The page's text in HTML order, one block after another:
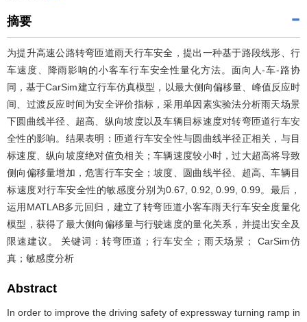
摘要
为提升高速公路转弯匝道雨天行车安全，提出一种基于路段线形、行
车速度、降雨影响的小客车行车安全性量化方法。面向人-车-路协
同，基于CarSim建立行车仿真模型，以最大侧向偏移量、峰值反应时
间、过渡反应时间为安全评价指标，采用单因素实验法分析雨天场景
下圆曲线半径、超高、纵向坡度以及车辆目标速度对转弯匝道行车安
全性的影响。结果表明：匝道行车安全性与圆曲线半径正相关，与目
标速度、纵向坡度绝对值负相关；车辆速度较小时，过大超高将导致
侧向偏移量增加，危害行车安全；坡度、圆曲线半径、超高、车辆目
标速度对行车安全性的敏感度分别为0.67, 0.92, 0.99, 0.99。最后，
运用MATLAB多元回归，建立了转弯匝道小客车雨天行车安全度量化
模型，获得了最大侧向偏移量与行驶速度的量化关系，并提出安全及
限速建议。 关键词：转弯匝道；行车安全；雨天场景； CarSim仿
真；敏感度分析
Abstract
In order to improve the driving safety of expressway turning ramp in